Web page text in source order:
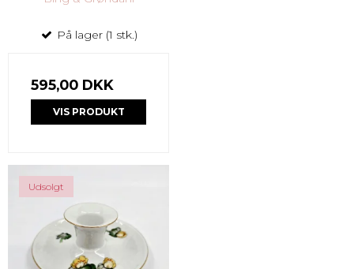
På lager (1 stk.)
595,00 DKK
VIS PRODUKT
Udsolgt